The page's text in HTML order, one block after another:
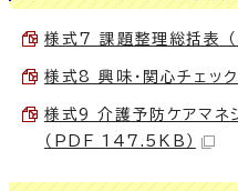
様式7 課題整理総括表
様式8 興味・関心チェッ
様式9 介護予防ケアマネ
（PDF 147.5KB）